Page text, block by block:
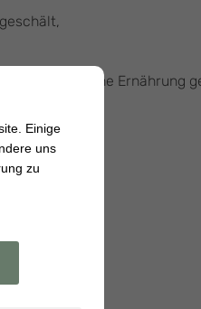
für die vegane Ernährung
Einige
uns
zu